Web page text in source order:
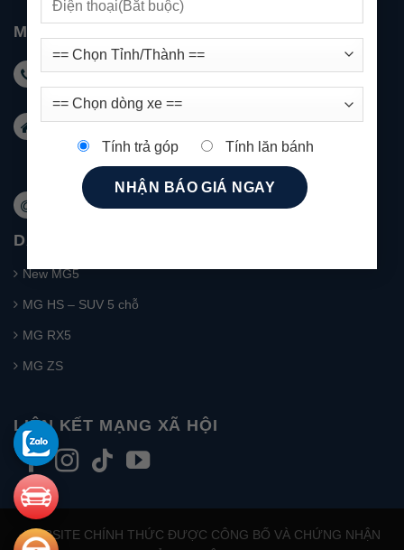
Tính trả góp Tính lăn bánh
MG NHA TRANG
Hotline KD: 0931 999 588 - Hotline DV: 0931 999
Email:marketingnhatrang@mgkimson.com
Địa chỉ: 1272 đường 23/10 Tây Nha Trang
Khánh Hoà
Website: mg-nhatrang.com
DANH MỤC SẢN PHẨM
New MG5
MG HS – SUV 5 chỗ
MG RX5
MG ZS
LIÊN KẾT MẠNG XÃ HỘI
WEBSITE CHÍNH THỨC ĐƯỢC CÔNG BỐ VÀ CHỨNG NHẬN